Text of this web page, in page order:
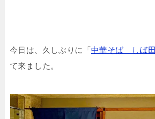
今日は、久しぶりに「 中華そば しば田
て来ました。